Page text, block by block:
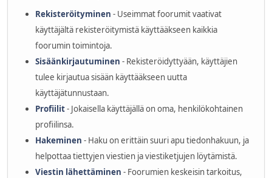
Rekisteröityminen - Useimmat foorumit vaativat
käyttäjältä rekisteröitymistä käyttääkseen kaikkia
foorumin toimintoja.
Sisäänkirjautuminen - Rekisteröidyttyään, käyttäjien
tulee kirjautua sisään käyttääkseen uutta
käyttäjätunnustaan.
Profiilit- Jokaisella käyttäjällä on oma, henkilökohtainen
profiilinsa.
Hakeminen - Haku on erittäin suuri apu tiedonhakuun, ja
helpottaa tiettyjen viestien ja viestiketjujen löytämistä.
Viestin lähettäminen - Foorumien keskeisin tarkoitus,